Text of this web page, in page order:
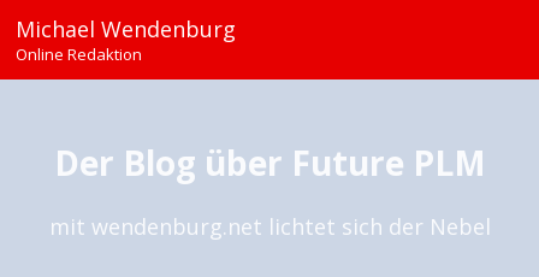
Michael Wendenburg
Online Redaktion
Der Blog über Future PLM
mit wendenburg.net lichtet sich der Nebel